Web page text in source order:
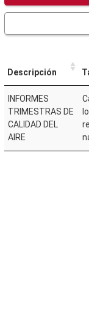
Descripción
INFORMES
TRIMESTRAS DE
CALIDAD DEL
AIRE